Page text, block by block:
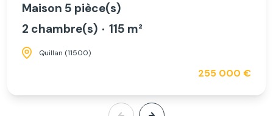
Maison 5 pièce(s)
2 chambre(s)
115 m²
Quillan (11500)
255 000 €